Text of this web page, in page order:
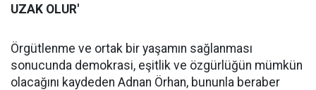
UZAK OLUR'
Örgütlenme ve ortak bir yaşamın sağlanması
sonucunda demokrasi, eşitlik ve özgürlüğün mümkün
olacağını kaydeden Adnan Örhan, bununla beraber